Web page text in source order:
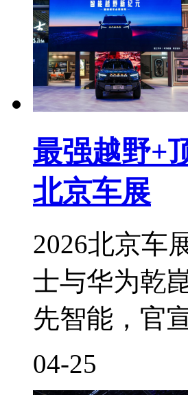
最强越野+
北京车展
2026北京车
士与华为乾
先智能，官
04-25